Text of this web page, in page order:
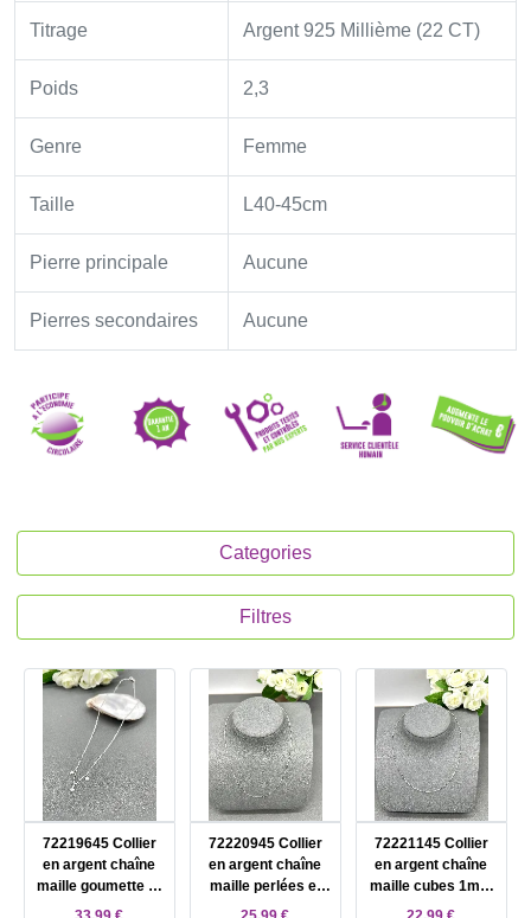
Titrage Argent 925 Millième (22 CT)
Poids 2,3
Genre Femme
Taille L40-45cm
Pierre principale Aucune
Pierres secondaires Aucune
Categories
Filtres
72219645 Collier
en argent chaîne
maille goumette et
3 coeurs pendants
72220945 Collier
en argent chaîne
maille perlées et
cubes fantaisie
72221145 Collier
en argent chaîne
maille cubes 1mm
fantaisie argent